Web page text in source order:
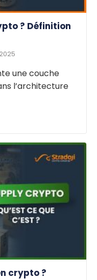
? Définition
une couche
l’architecture
crypto ?